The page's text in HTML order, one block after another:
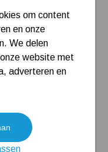
u nodig heeft
om content
en onze
We delen
website met
adverteren en